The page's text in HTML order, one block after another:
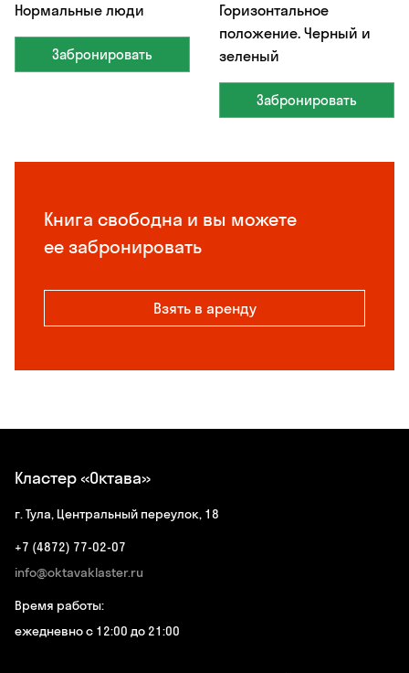
Книга свободна и вы можете
ее забронировать
Взять в аренду
Нормальные люди
Забронировать
Горизонтальное
положение. Черный и
зеленый
Забронировать
Кластер «Октава»
г. Тула, Центральный переулок, 18
+7 (4872) 77-02-07
info@oktavaklaster.ru
Время работы:
ежедневно с 12:00 до 21:00